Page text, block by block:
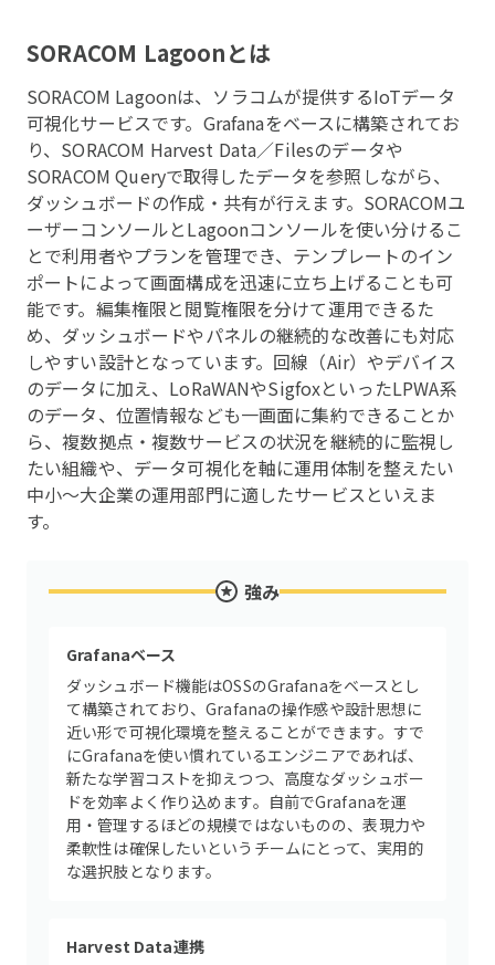
SORACOM Lagoonとは
SORACOM Lagoonは、ソラコムが提供するIoTデータ
可視化サービスです。Grafanaをベースに構築されてお
り、SORACOM Harvest Data／Filesのデータや
SORACOM Queryで取得したデータを参照しながら、
ダッシュボードの作成・共有が行えます。SORACOMユ
ーザーコンソールとLagoonコンソールを使い分けるこ
とで利用者やプランを管理でき、テンプレートのイン
ポートによって画面構成を迅速に立ち上げることも可
能です。編集権限と閲覧権限を分けて運用できるた
め、ダッシュボードやパネルの継続的な改善にも対応
しやすい設計となっています。回線（Air）やデバイス
のデータに加え、LoRaWANやSigfoxといったLPWA系
のデータ、位置情報なども一画面に集約できることか
ら、複数拠点・複数サービスの状況を継続的に監視し
たい組織や、データ可視化を軸に運用体制を整えたい
中小〜大企業の運用部門に適したサービスといえま
す。
強み
Grafanaベース
ダッシュボード機能はOSSのGrafanaをベースとし
て構築されており、Grafanaの操作感や設計思想に
近い形で可視化環境を整えることができます。すで
にGrafanaを使い慣れているエンジニアであれば、
新たな学習コストを抑えつつ、高度なダッシュボー
ドを効率よく作り込めます。自前でGrafanaを運
用・管理するほどの規模ではないものの、表現力や
柔軟性は確保したいというチームにとって、実用的
な選択肢となります。
Harvest Data連携